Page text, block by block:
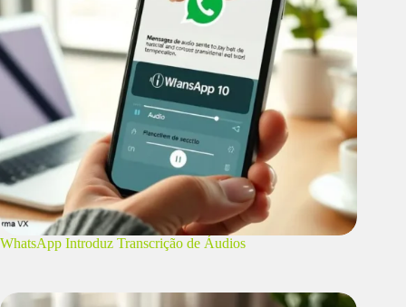
WhatsApp Introduz Transcrição de Áudios